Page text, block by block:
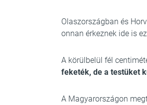
Olaszországban és
onnan érkeznek ide is
A körülbelül fél
feketék, de a testüket
A Magyarországon